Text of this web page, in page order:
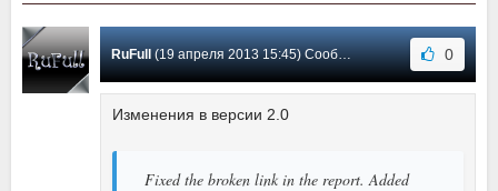
RuFull(19 апреля 2013 15:45) Сообщение #9 0
Изменения в версии 2.0
Fixed the broken link in the report. Added